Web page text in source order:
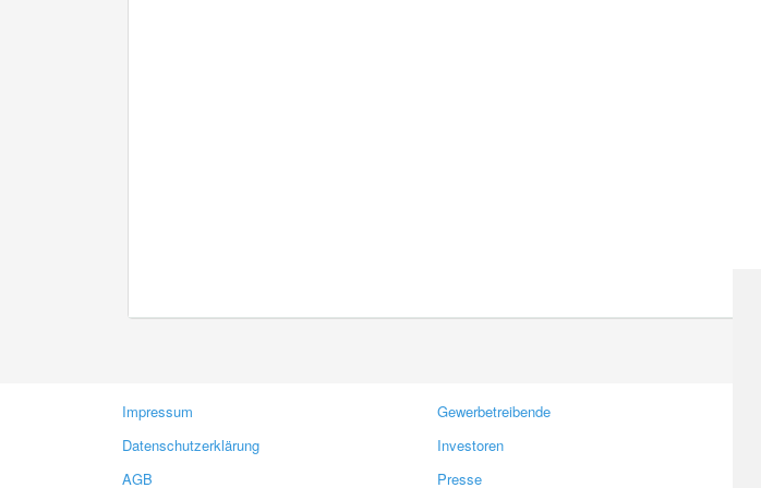
Impressum
Datenschutzerklärung
AGB
Gewerbetreibende
Investoren
Presse